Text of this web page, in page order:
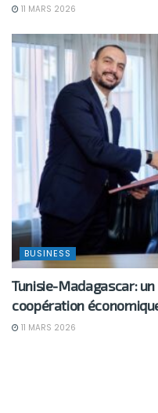
11 MARS 2026
BUSINESS
Tunisie-Madagascar:
coopération
11 MARS 2026